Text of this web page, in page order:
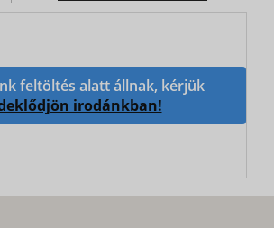
feltöltés alatt állnak, kérjük
irodánkban!